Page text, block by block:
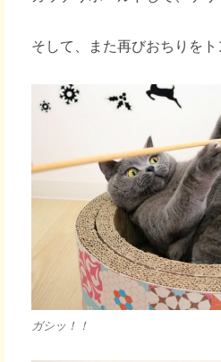
そして、また再びおちりを
ガシッ！！